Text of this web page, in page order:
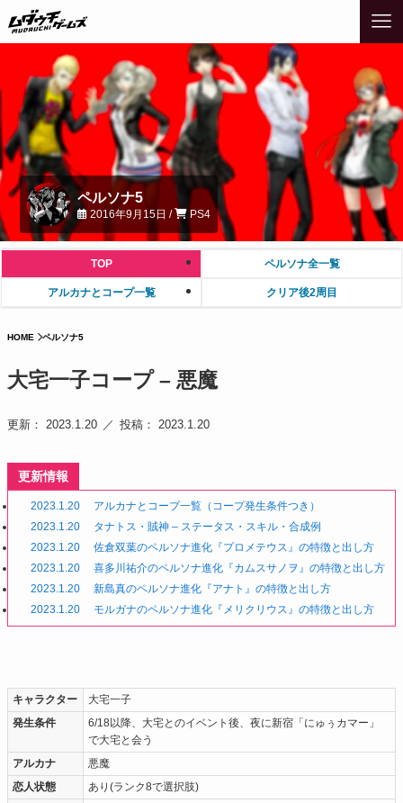
ペルソナ5
2016年9月15日 / PS4
TOP ペルソナ全一覧
アルカナとコープ一覧 クリア後2周目
HOME ペルソナ5
大宅一子コープ – 悪魔
更新： 2023.1.20 投稿： 2023.1.20
更新情報
2023.1.20
アルカナとコープ一覧（コープ発生条件つき）
2023.1.20
タナトス・賊神 – ステータス・スキル・合成例
2023.1.20
佐倉双葉のペルソナ進化『プロメテウス』の特徴と出し方
2023.1.20
喜多川祐介のペルソナ進化『カムスサノヲ』の特徴と出し方
2023.1.20
新島真のペルソナ進化『アナト』の特徴と出し方
2023.1.20
モルガナのペルソナ進化『メリクリウス』の特徴と出し方
キャラクター
大宅一子
発生条件
6/18以降、大宅とのイベント後、夜に新宿「にゅぅカマー」
で大宅と会う
アルカナ
悪魔
恋人状態
あり(ランク8で選択肢)